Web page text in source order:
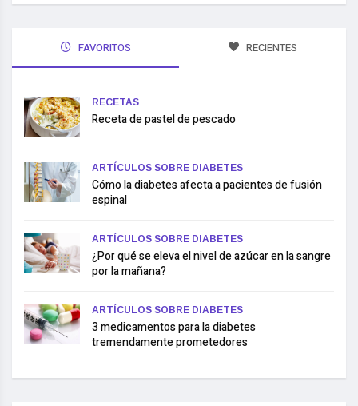
FAVORITOS RECIENTES
RECETAS
Receta de pastel de pescado
ARTÍCULOS SOBRE DIABETES
Cómo la diabetes afecta a pacientes de fusión
espinal
ARTÍCULOS SOBRE DIABETES
¿Por qué se eleva el nivel de azúcar en la sangre
por la mañana?
ARTÍCULOS SOBRE DIABETES
3 medicamentos para la diabetes
tremendamente prometedores